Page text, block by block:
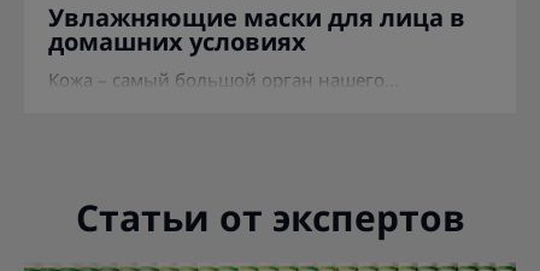
Увлажняющие маски для лица в
домашних условиях
Кожа – самый большой орган нашего...
Статьи от экспертов